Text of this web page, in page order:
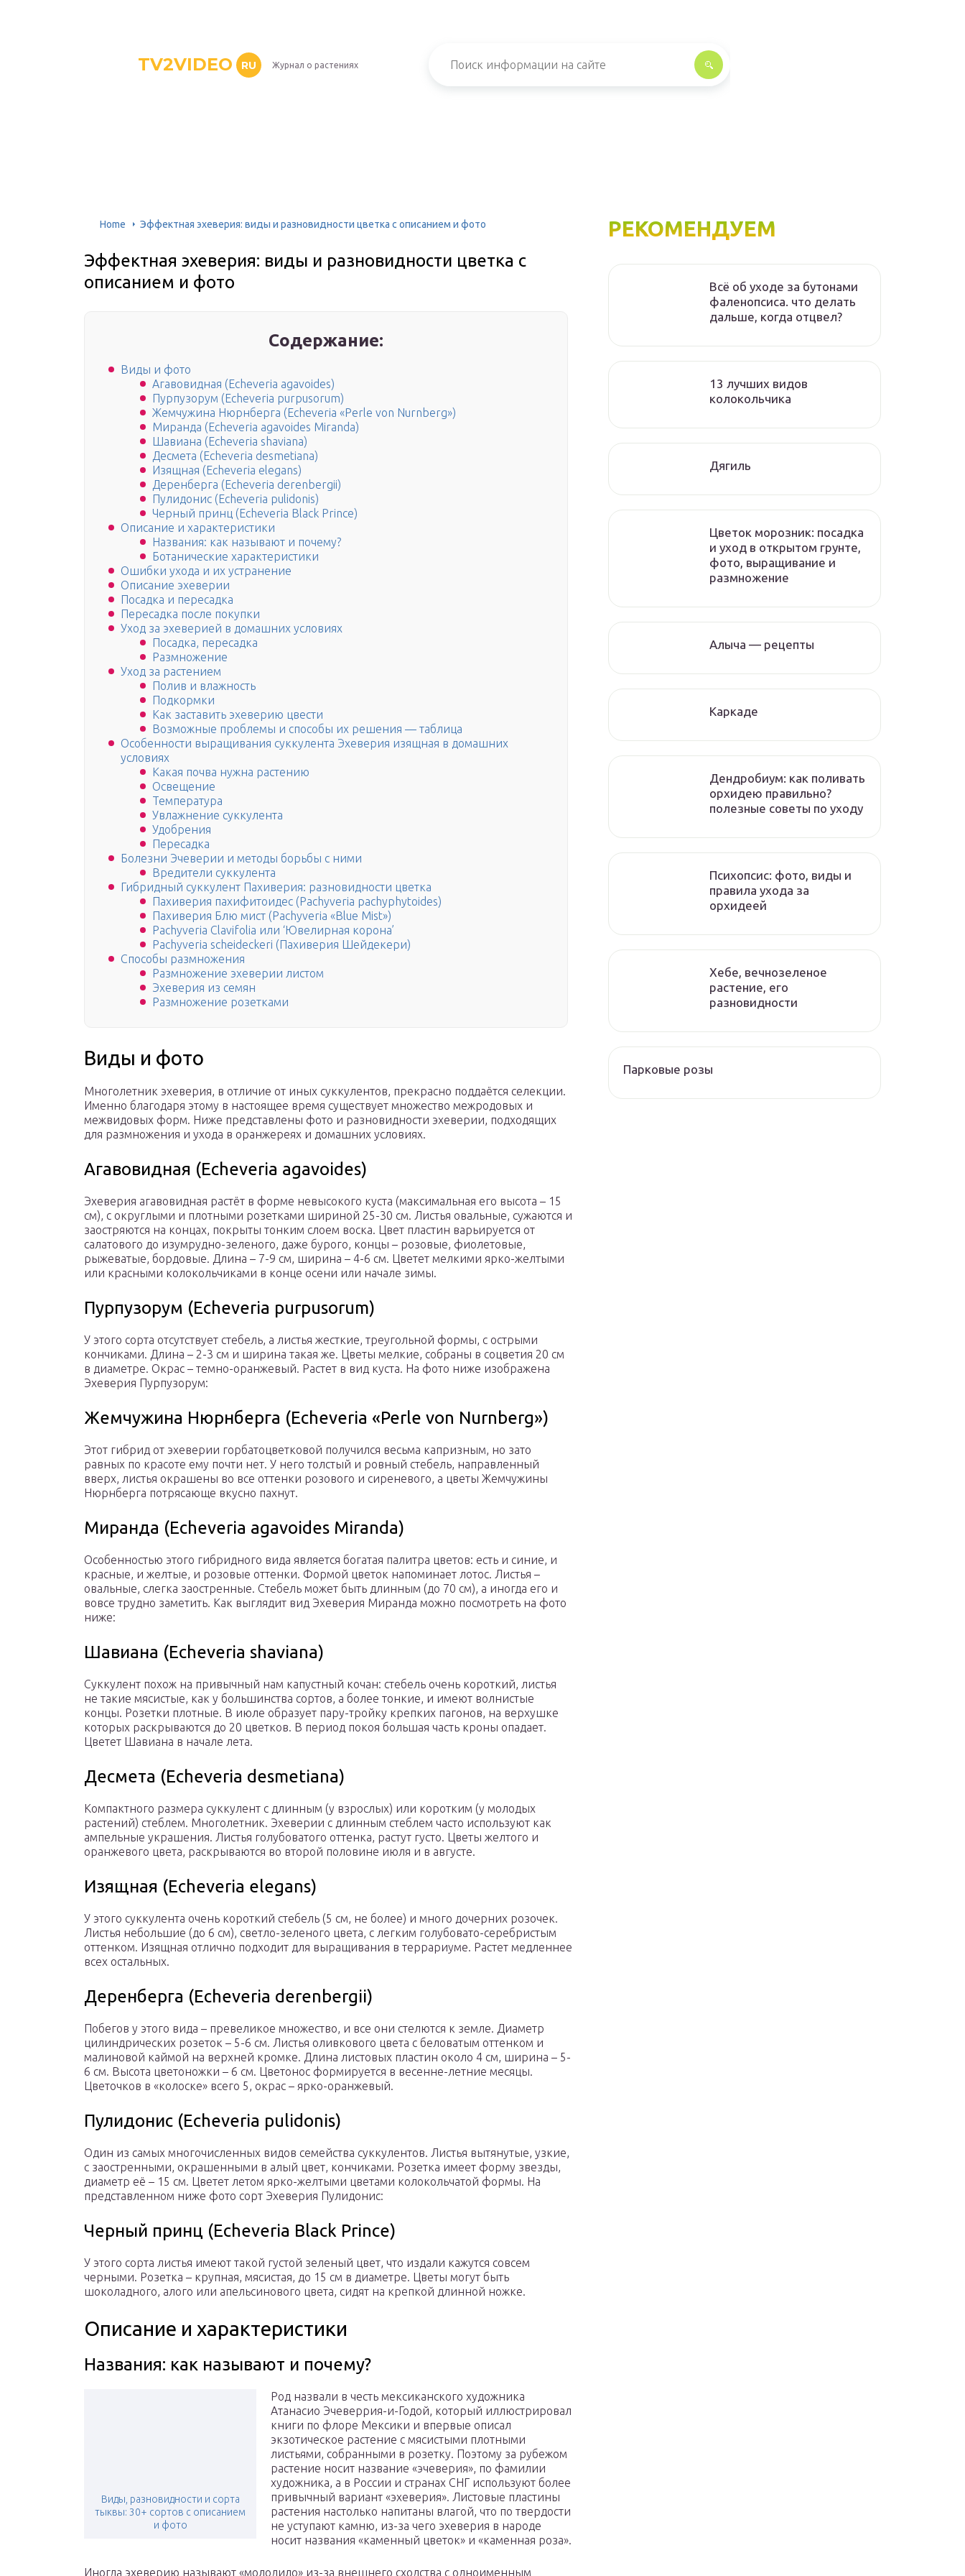
TV2VIDEO RU Журнал о растениях
Home Эффектная эхеверия: виды и разновидности цветка с описанием и фото
Эффектная эхеверия: виды и разновидности цветка с
описанием и фото
Содержание:
Виды и фото
Агавовидная (Echeveria agavoides)
Пурпузорум (Echeveria purpusorum)
Жемчужина Нюрнберга (Echeveria «Perle von Nurnberg»)
Миранда (Echeveria agavoides Miranda)
Шавиана (Echeveria shaviana)
Десмета (Echeveria desmetiana)
Изящная (Echeveria elegans)
Деренберга (Echeveria derenbergii)
Пулидонис (Echeveria pulidonis)
Черный принц (Echeveria Black Prince)
Описание и характеристики
Названия: как называют и почему?
Ботанические характеристики
Ошибки ухода и их устранение
Описание эхеверии
Посадка и пересадка
Пересадка после покупки
Уход за эхеверией в домашних условиях
Посадка, пересадка
Размножение
Уход за растением
Полив и влажность
Подкормки
Как заставить эхеверию цвести
Возможные проблемы и способы их решения — таблица
Особенности выращивания суккулента Эхеверия изящная в домашних
условиях
Какая почва нужна растению
Освещение
Температура
Увлажнение суккулента
Удобрения
Пересадка
Болезни Эчеверии и методы борьбы с ними
Вредители суккулента
Гибридный суккулент Пахиверия: разновидности цветка
Пахиверия пахифитоидес (Pachyveria pachyphytoides)
Пахиверия Блю мист (Pachyveria «Blue Mist»)
Pachyveria Clavifolia или ‘Ювелирная корона’
Pachyveria scheideckeri (Пахиверия Шейдекери)
Способы размножения
Размножение эхеверии листом
Эхеверия из семян
Размножение розетками
Виды и фото
Многолетник эхеверия, в отличие от иных суккулентов, прекрасно поддаётся селекции.
Именно благодаря этому в настоящее время существует множество межродовых и
межвидовых форм. Ниже представлены фото и разновидности эхеверии, подходящих
для размножения и ухода в оранжереях и домашних условиях.
Агавовидная (Echeveria agavoides)
Эхеверия агавовидная растёт в форме невысокого куста (максимальная его высота – 15
см), с округлыми и плотными розетками шириной 25-30 см. Листья овальные, сужаются и
заостряются на концах, покрыты тонким слоем воска. Цвет пластин варьируется от
салатового до изумрудно-зеленого, даже бурого, концы – розовые, фиолетовые,
рыжеватые, бордовые. Длина – 7-9 см, ширина – 4-6 см. Цветет мелкими ярко-желтыми
или красными колокольчиками в конце осени или начале зимы.
Пурпузорум (Echeveria purpusorum)
У этого сорта отсутствует стебель, а листья жесткие, треугольной формы, с острыми
кончиками. Длина – 2-3 см и ширина такая же. Цветы мелкие, собраны в соцветия 20 см
в диаметре. Окрас – темно-оранжевый. Растет в вид куста. На фото ниже изображена
Эхеверия Пурпузорум:
Жемчужина Нюрнберга (Echeveria «Perle von Nurnberg»)
Этот гибрид от эхеверии горбатоцветковой получился весьма капризным, но зато
равных по красоте ему почти нет. У него толстый и ровный стебель, направленный
вверх, листья окрашены во все оттенки розового и сиреневого, а цветы Жемчужины
Нюрнберга потрясающе вкусно пахнут.
Миранда (Echeveria agavoides Miranda)
Особенностью этого гибридного вида является богатая палитра цветов: есть и синие, и
красные, и желтые, и розовые оттенки. Формой цветок напоминает лотос. Листья –
овальные, слегка заостренные. Стебель может быть длинным (до 70 см), а иногда его и
вовсе трудно заметить. Как выглядит вид Эхеверия Миранда можно посмотреть на фото
ниже:
Шавиана (Echeveria shaviana)
Суккулент похож на привычный нам капустный кочан: стебель очень короткий, листья
не такие мясистые, как у большинства сортов, а более тонкие, и имеют волнистые
концы. Розетки плотные. В июле образует пару-тройку крепких пагонов, на верхушке
которых раскрываются до 20 цветков. В период покоя большая часть кроны опадает.
Цветет Шавиана в начале лета.
Десмета (Echeveria desmetiana)
Компактного размера суккулент с длинным (у взрослых) или коротким (у молодых
растений) стеблем. Многолетник. Эхеверии с длинным стеблем часто используют как
ампельные украшения. Листья голубоватого оттенка, растут густо. Цветы желтого и
оранжевого цвета, раскрываются во второй половине июля и в августе.
Изящная (Echeveria elegans)
У этого суккулента очень короткий стебель (5 см, не более) и много дочерних розочек.
Листья небольшие (до 6 см), светло-зеленого цвета, с легким голубовато-серебристым
оттенком. Изящная отлично подходит для выращивания в террариуме. Растет медленнее
всех остальных.
Деренберга (Echeveria derenbergii)
Побегов у этого вида – превеликое множество, и все они стелются к земле. Диаметр
цилиндрических розеток – 5-6 см. Листья оливкового цвета с беловатым оттенком и
малиновой каймой на верхней кромке. Длина листовых пластин около 4 см, ширина – 5-
6 см. Высота цветоножки – 6 см. Цветонос формируется в весенне-летние месяцы.
Цветочков в «колоске» всего 5, окрас – ярко-оранжевый.
Пулидонис (Echeveria pulidonis)
Один из самых многочисленных видов семейства суккулентов. Листья вытянутые, узкие,
с заостренными, окрашенными в алый цвет, кончиками. Розетка имеет форму звезды,
диаметр её – 15 см. Цветет летом ярко-желтыми цветами колокольчатой формы. На
представленном ниже фото сорт Эхеверия Пулидонис:
Черный принц (Echeveria Black Prince)
У этого сорта листья имеют такой густой зеленый цвет, что издали кажутся совсем
черными. Розетка – крупная, мясистая, до 15 см в диаметре. Цветы могут быть
шоколадного, алого или апельсинового цвета, сидят на крепкой длинной ножке.
Описание и характеристики
Названия: как называют и почему?
Виды, разновидности и сорта
тыквы: 30+ сортов с описанием
и фото
Род назвали в честь мексиканского художника
Атанасио Эчеверрия-и-Годой, который иллюстрировал
книги по флоре Мексики и впервые описал
экзотическое растение с мясистыми плотными
листьями, собранными в розетку. Поэтому за рубежом
растение носит название «эчеверия», по фамилии
художника, а в России и странах СНГ используют более
привычный вариант «эхеверия». Листовые пластины
растения настолько напитаны влагой, что по твердости
не уступают камню, из-за чего эхеверия в народе
носит названия «каменный цветок» и «каменная роза».
Иногда эхеверию называют «молодило» из-за внешнего сходства с одноименным
РЕКОМЕНДУЕМ
Всё об уходе за бутонами
фаленопсиса. что делать
дальше, когда отцвел?
13 лучших видов
колокольчика
Дягиль
Цветок морозник: посадка
и уход в открытом грунте,
фото, выращивание и
размножение
Алыча — рецепты
Каркаде
Дендробиум: как поливать
орхидею правильно?
полезные советы по уходу
Психопсис: фото, виды и
правила ухода за
орхидеей
Хебе, вечнозеленое
растение, его
разновидности
Парковые розы